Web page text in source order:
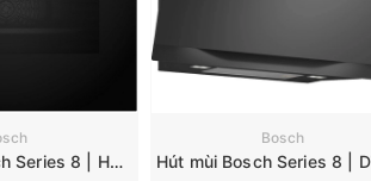
Lò nướng Bosch Series 8 | HRG7784B1
Bosch